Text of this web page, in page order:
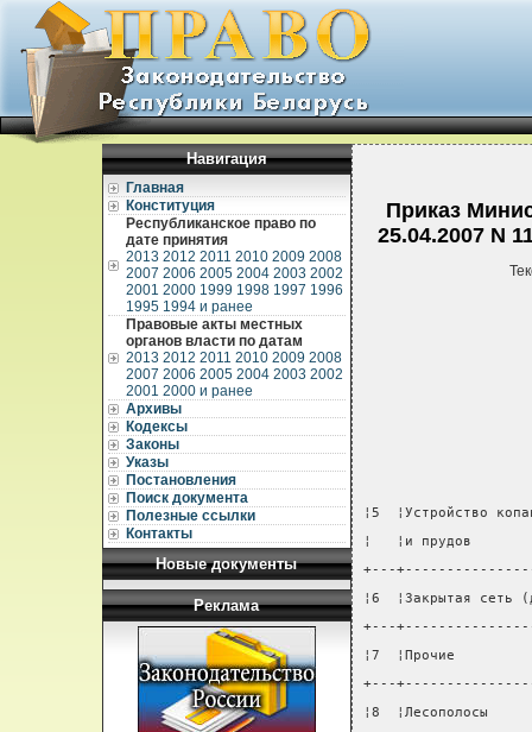
Навигация
Главная
Конституция
Республиканское право по
дате принятия
2013 2012 2011 2010 2009 2008
2007 2006 2005 2004 2003 2002
2001 2000 1999 1998 1997 1996
1995 1994 и ранее
Правовые акты местных
органов власти по датам
2013 2012 2011 2010 2009 2008
2007 2006 2005 2004 2003 2002
2001 2000 и ранее
Архивы
Кодексы
Законы
Указы
Постановления
Поиск документа
Полезные ссылки
Контакты
Новые документы
Реклама
Приказ
25.04.2007 N
¦5  ¦Устройство
¦   ¦и прудов
+---
¦6  ¦Закрытая сеть
+---
¦7  ¦Прочие
+---
¦8  ¦Лесополосы